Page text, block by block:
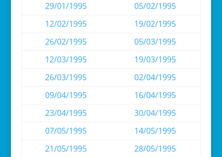
29/01/1995
05/02/1995
12/02/1995
19/02/1995
26/02/1995
05/03/1995
12/03/1995
19/03/1995
26/03/1995
02/04/1995
09/04/1995
16/04/1995
23/04/1995
30/04/1995
07/05/1995
14/05/1995
21/05/1995
28/05/1995